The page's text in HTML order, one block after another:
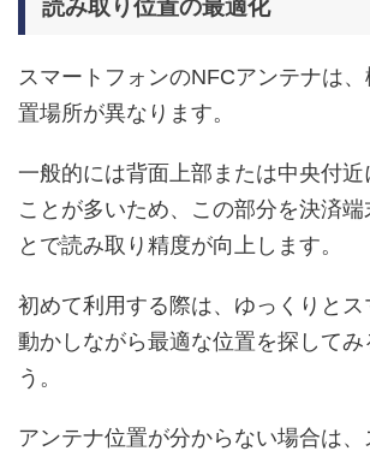
読み取り位置の最適化
スマートフォンのNFCアンテナは
置場所が異なります。
一般的には背面上部または中央付近
ことが多いため、この部分を決済端
とで読み取り精度が向上します。
初めて利用する際は、ゆっくりとス
動かしながら最適な位置を探してみ
う。
アンテナ位置が分からない場合は